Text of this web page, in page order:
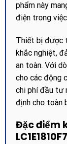
phẩm này
điện trong
Thiết bị được
khắc nghiệt,
an toàn. Với
cho các động
chi phí đầu tư
định cho toàn
Đặc điểm
LC1E1810F7